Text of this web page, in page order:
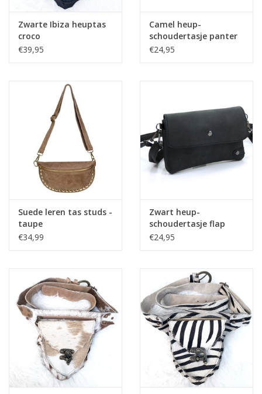
Zwarte Ibiza heuptas
croco
€39,95
Camel heup-
schoudertasje panter
zip
€24,95
Suede leren tas studs -
taupe
€34,99
Zwart heup-
schoudertasje flap
Hulst
€24,95